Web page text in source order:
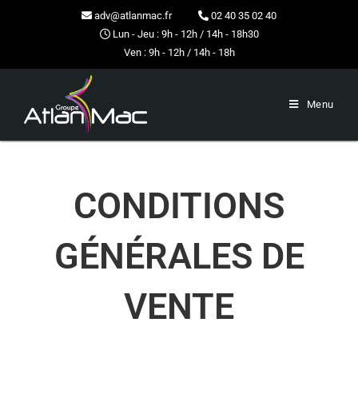
adv@atlanmac.fr
02 40 35 02 40
Lun - Jeu : 9h - 12h / 14h - 18h30
Ven : 9h - 12h / 14h - 18h
Menu
CONDITIONS
GÉNÉRALES DE
VENTE